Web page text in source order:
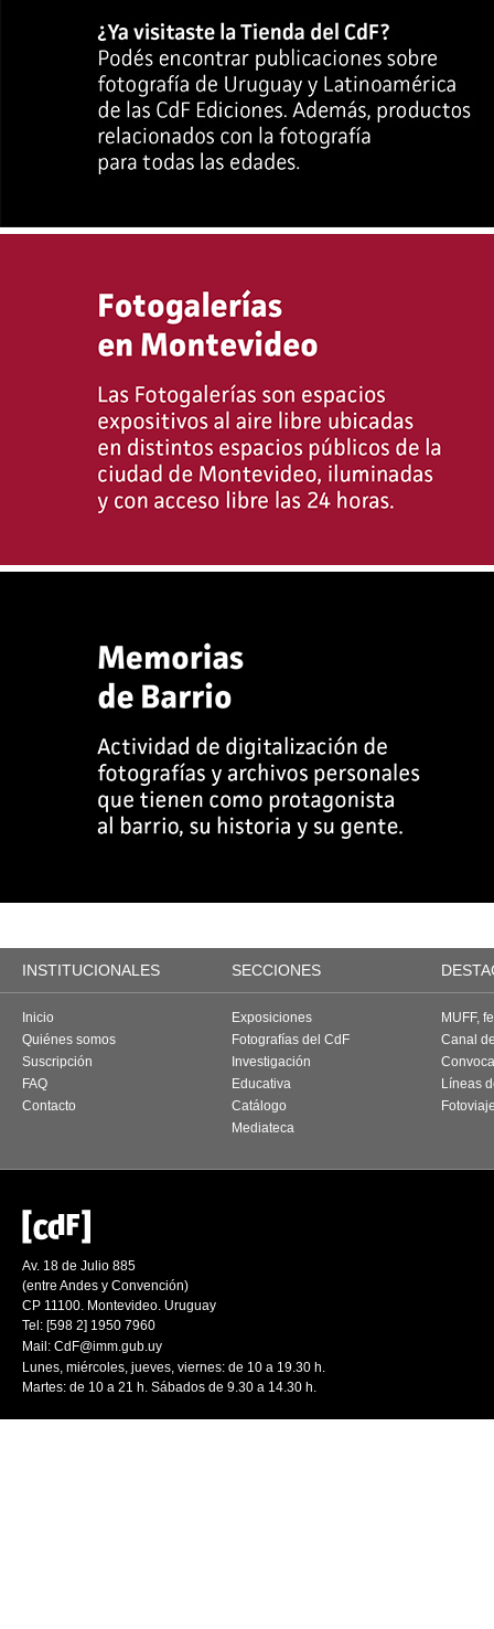
INSTITUCIONALES SECCIONES
Inicio
Quiénes somos
Suscripción
FAQ
Contacto
Exposiciones
Fotografías del CdF
Investigación
Educativa
Catálogo
Mediateca
MUFF,
Canal
Líneas
Av. 18 de Julio 885
(entre Andes y Convención)
CP 11100. Montevideo. Uruguay
Tel: [598 2] 1950 7960
Mail: CdF@imm.gub.uy
Lunes, miércoles, jueves, viernes: de 10 a 19.30 h.
Martes: de 10 a 21 h. Sábados de 9.30 a 14.30 h.